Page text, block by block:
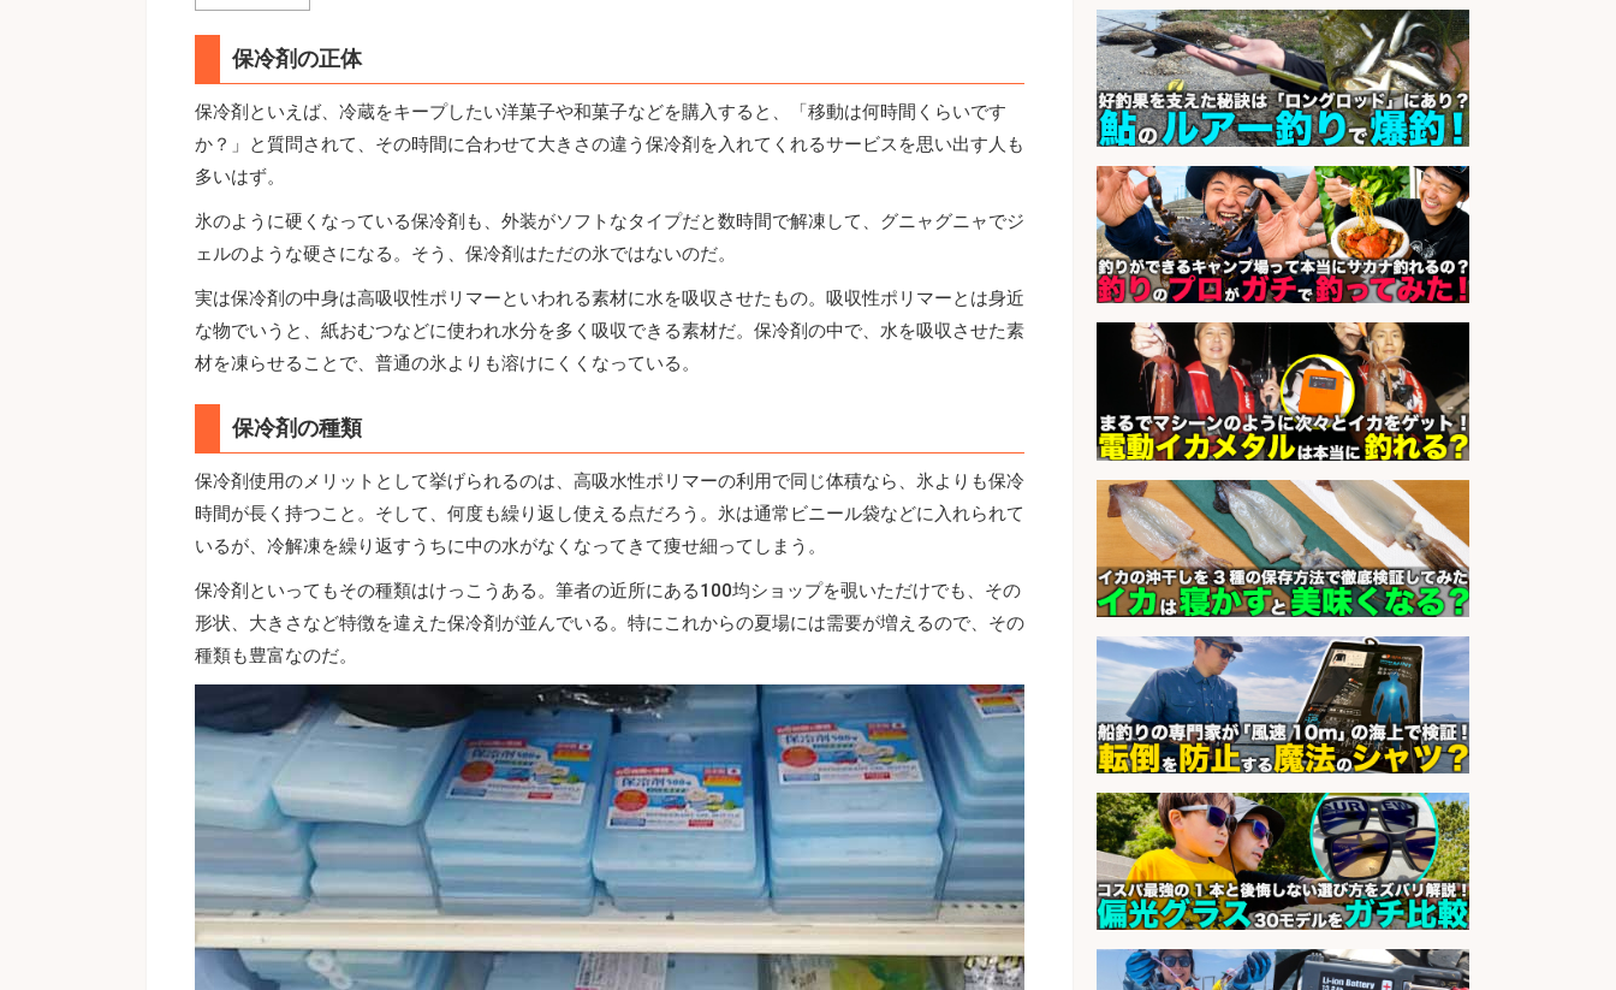
保冷剤の正体
保冷剤といえば、冷蔵をキープしたい洋菓子や和菓子などを購入すると、「移動は何時間くらいです
か？」と質問されて、その時間に合わせて大きさの違う保冷剤を入れてくれるサービスを思い出す人も
多いはず。
氷のように硬くなっている保冷剤も、外装がソフトなタイプだと数時間で解凍して、グニャグニャでジ
ェルのような硬さになる。そう、保冷剤はただの氷ではないのだ。
実は保冷剤の中身は高吸収性ポリマーといわれる素材に水を吸収させたもの。吸収性ポリマーとは身近
な物でいうと、紙おむつなどに使われ水分を多く吸収できる素材だ。保冷剤の中で、水を吸収させた素
材を凍らせることで、普通の氷よりも溶けにくくなっている。
保冷剤の種類
保冷剤使用のメリットとして挙げられるのは、高吸水性ポリマーの利用で同じ体積なら、氷よりも保冷
時間が長く持つこと。そして、何度も繰り返し使える点だろう。氷は通常ビニール袋などに入れられて
いるが、冷解凍を繰り返すうちに中の水がなくなってきて痩せ細ってしまう。
保冷剤といってもその種類はけっこうある。筆者の近所にある100均ショップを覗いただけでも、その
形状、大きさなど特徴を違えた保冷剤が並んでいる。特にこれからの夏場には需要が増えるので、その
種類も豊富なのだ。
sponsored by 求人ボックス
和食, 日本料理・懐石料理/店長・店
長候補/本物を知る大人の隠れ家!魚
の価値を上げ、地域を元気に!店長候
補募集
会社名 酒場あらかぶ 酒場あらかぶ
sponsored by 求人ボックス
レジ打ち/日払いOK/おさかなの三枚
おろし/新潟県/小千谷市
会社名 株式会社G&G
sponsored by 求人ボックス
釣り具などの出荷作業～～/工場/製
造
会社名 UTグループ株式会社
sponsored by 求人ボックス
営業事務/釣り具メーカーでの営業
アシスタントのお仕事/残業なし/即
日勤務可/営業事務/軽作業
会社名 株式会社パソナ
精肉・青果・鮮魚販売/「志布志
市」お魚のカットや商品の陳列スタ
ッフ/志布志市/「時給1,150円〜」/
未経験歓迎×残業少なめ×車通勤OK/
鹿児島県